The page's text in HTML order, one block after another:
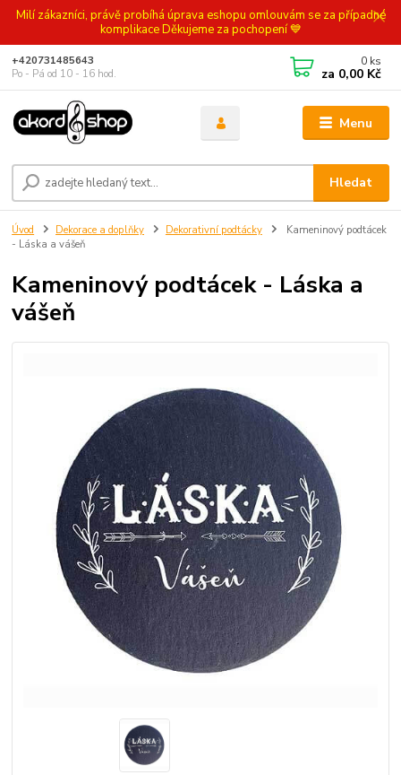
Milí zákazníci, právě probíhá úprava eshopu omlouvám se za případné
komplikace Děkujeme za pochopení 💙
Menu
Hledat
+420731485643
Po - Pá od 10 - 16 hod.
0 ks
za 0,00 Kč
Úvod Dekorace a doplňky Dekorativní podtácky
Kameninový podtácek
- Láska a vášeň
Kameninový podtácek - Láska a
vášeň